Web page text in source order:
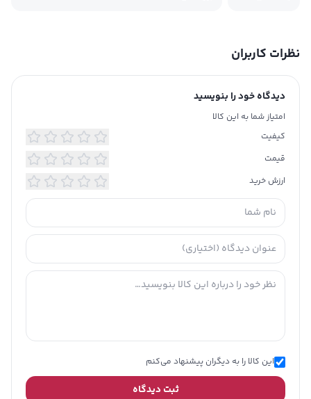
نظرات کاربران
دیدگاه خود را بنویسید
امتیاز شما به این کالا
کیفیت
قیمت
ارزش خرید
این کالا را به دیگران پیشنهاد می‌کنم
ثبت دیدگاه